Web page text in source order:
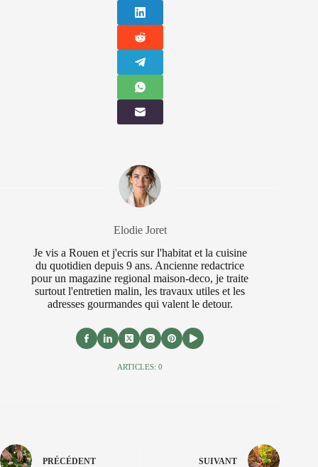
Elodie Joret
Je vis a Rouen et j'ecris sur l'habitat et la cuisine
du quotidien depuis 9 ans. Ancienne redactrice
pour un magazine regional maison-deco, je traite
surtout l'entretien malin, les travaux utiles et les
adresses gourmandes qui valent le detour.
ARTICLES: 0
PRÉCÉDENT SUIVANT